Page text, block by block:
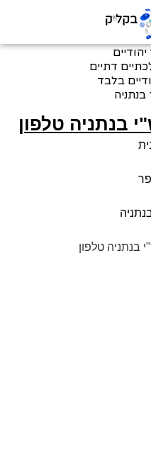
דתיים
בלבד
בנתניה טלפון
טלפון